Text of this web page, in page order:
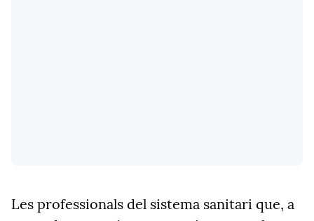
Les professionals del sistema sanitari que, a